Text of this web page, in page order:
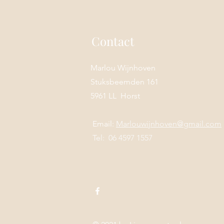
Contact
Marlou Wijnhoven
Stuksbeemden 161
5961 LL Horst
Email: Marlouwijnhoven@gmail.com
Tel: 06 4597 1557